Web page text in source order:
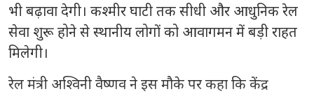
भी बढ़ावा देगी। कश्मीर घाटी तक सीधी और आधुनिक रेल
सेवा शुरू होने से स्थानीय लोगों को आवागमन में बड़ी राहत
मिलेगी।
रेल मंत्री अश्विनी वैष्णव ने इस मौके पर कहा कि केंद्र